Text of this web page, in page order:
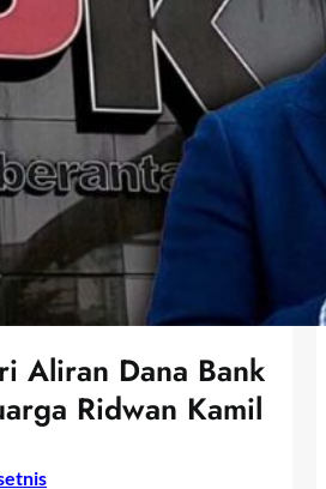
Aliran Dana Bank
Ridwan Kamil